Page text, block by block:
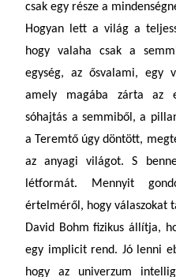
csak egy része a
Hogyan lett a világ a
hogy valaha csak a
egység, az ősvalami, egy
amely magába zárta az
sóhajtás a semmiből, a
a Teremtő úgy döntött,
az anyagi világot. S
létformát. Mennyit
értelméről, hogy válaszokat
David Bohm fizikus állítja,
egy implicit rend. Jó lenni
hogy az univerzum